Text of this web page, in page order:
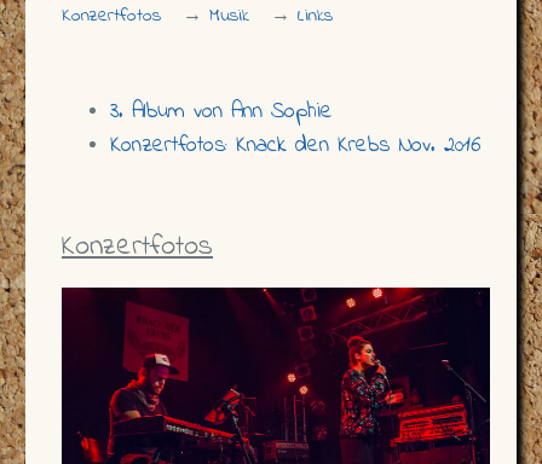
Konzertfotos → Musik → Links
3. Album von Ann Sophie
Konzertfotos: Knack den Krebs Nov. 2016
Konzertfotos